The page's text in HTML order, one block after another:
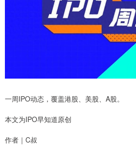
一周IPO动态，覆盖港股、美股、A股。
本文为IPO早知道原创
作者｜C叔